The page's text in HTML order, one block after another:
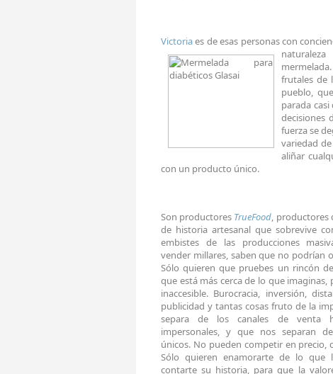
Victoriaes de esas personas con
frutales de
pueblo,
parada
decisiones
fuerza se
variedad
aliñar
con un producto único.
Son productores TrueFood, productores
de historia artesanal que sobrevive
embistes de las producciones
vender millares, saben que no podrían
Sólo quieren que pruebes un rincón
que está más cerca de lo que imaginas,
inaccesible. Burocracia, inversión,
publicidad y tantas cosas fruto de la
separa de los canales de venta
impersonales, y que nos separan
únicos. No pueden competir en precio,
Sólo quieren enamorarte de lo que
contarte su historia, para que la